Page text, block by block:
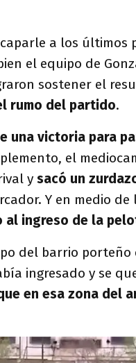
a los últimos
el equipo de
sostener el
rumo del partido.
una victoria para
el
y sacó un
Y en medio de
al ingreso de la
del barrio porteño
ingresado y se
en esa zona del